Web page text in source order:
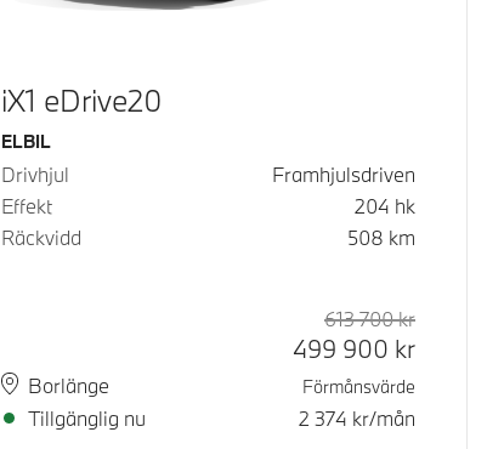
iX1 eDrive20
Bränsle
ELBIL
Drivhjul
Framhjulsdriven
Effekt
204 hk
Räckvidd
508 km
PlatsBorlänge
Leveranstid
Tillgänglig nu
Rek.
613 700kr
499 900 kr
Förmånsvärde
2 374 kr/mån